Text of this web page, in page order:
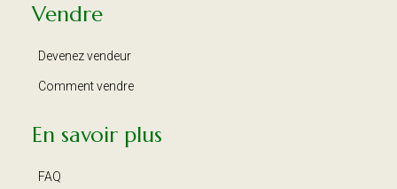
Vendre
Devenez vendeur
Comment vendre
En savoir plus
FAQ